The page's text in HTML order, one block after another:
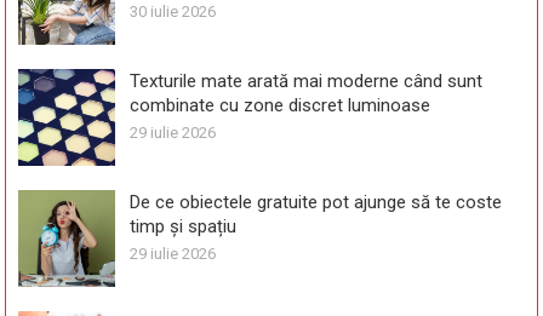
30 iulie 2026
Texturile mate arată mai moderne când sunt
combinate cu zone discret luminoase
29 iulie 2026
De ce obiectele gratuite pot ajunge să te coste
timp și spațiu
29 iulie 2026